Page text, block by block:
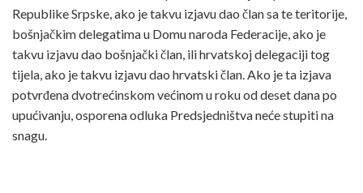
Republike Srpske, ako je takvu izjavu dao član sa te teritorije,
bošnjačkim delegatima u Domu naroda Federacije, ako je
takvu izjavu dao bošnjački član, ili hrvatskoj delegaciji tog
tijela, ako je takvu izjavu dao hrvatski član. Ako je ta izjava
potvrđena dvotrećinskom većinom u roku od deset dana po
upućivanju, osporena odluka Predsjedništva neće stupiti na
snagu.